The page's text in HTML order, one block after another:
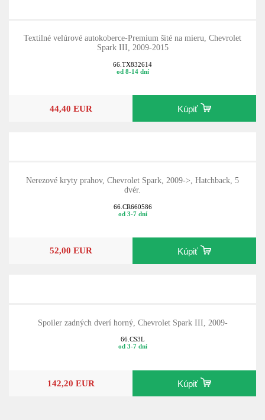
Textilné velúrové autokoberce-Premium šité na mieru, Chevrolet
Spark III, 2009-2015
66.TX832614
od 8-14 dní
44,40 EUR Kúpiť
Nerezové kryty prahov, Chevrolet Spark, 2009->, Hatchback, 5
dvér.
66.CR660586
od 3-7 dní
52,00 EUR Kúpiť
Spoiler zadných dverí horný, Chevrolet Spark III, 2009-
66.CS3L
od 3-7 dní
142,20 EUR Kúpiť